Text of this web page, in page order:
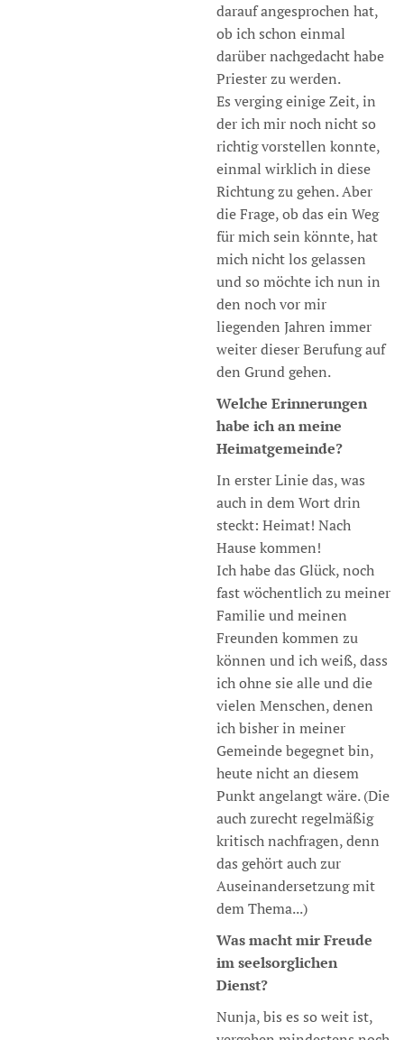
darauf angesprochen hat,
ob ich schon einmal
darüber nachgedacht habe
Priester zu werden.
Es verging einige Zeit, in
der ich mir noch nicht so
richtig vorstellen konnte,
einmal wirklich in diese
Richtung zu gehen. Aber
die Frage, ob das ein Weg
für mich sein könnte, hat
mich nicht los gelassen
und so möchte ich nun in
den noch vor mir
liegenden Jahren immer
weiter dieser Berufung auf
den Grund gehen.
Welche Erinnerungen
habe ich an meine
Heimatgemeinde?
In erster Linie das, was
auch in dem Wort drin
steckt: Heimat! Nach
Hause kommen!
Ich habe das Glück, noch
fast wöchentlich zu meiner
Familie und meinen
Freunden kommen zu
können und ich weiß, dass
ich ohne sie alle und die
vielen Menschen, denen
ich bisher in meiner
Gemeinde begegnet bin,
heute nicht an diesem
Punkt angelangt wäre. (Die
auch zurecht regelmäßig
kritisch nachfragen, denn
das gehört auch zur
Auseinandersetzung mit
dem Thema...)
Was macht mir Freude
im seelsorglichen
Dienst?
Nunja, bis es so weit ist,